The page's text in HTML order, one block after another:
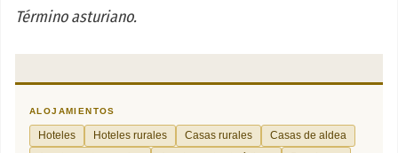
Término asturiano.